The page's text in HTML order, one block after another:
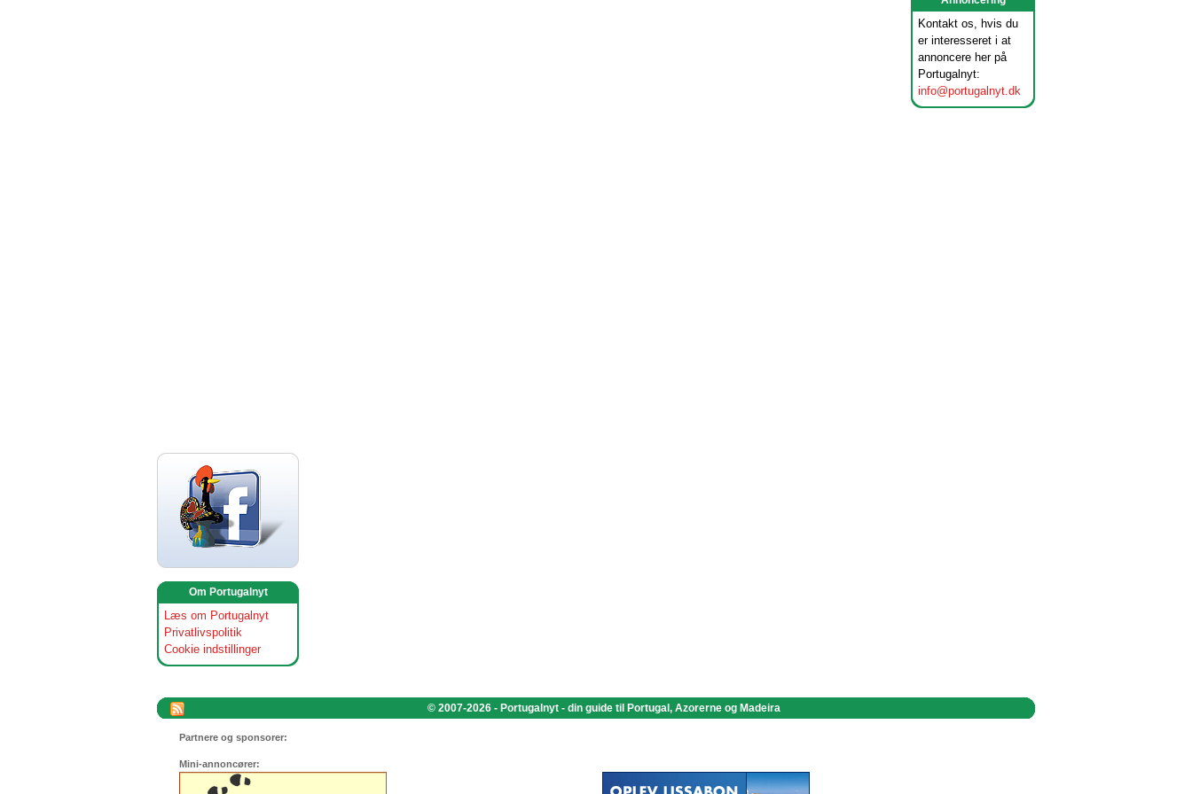
Kontakt os, hvis du
er interesseret i at
annoncere her på
Portugalnyt:
info@portugalnyt.dk
Om Portugalnyt
Læs om Portugalnyt
Privatlivspolitik
Cookie indstillinger
© 2007-2026 - Portugalnyt - din guide til Portugal, Azorerne og Madeira
Partnere og sponsorer:
Mini-annoncører: